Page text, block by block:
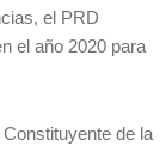
el PRD
el año 2020 para
de la